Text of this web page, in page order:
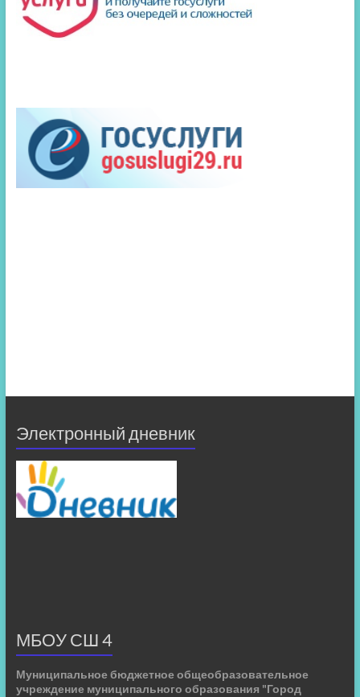
Электронный дневник
МБОУ СШ 4
Муниципальное бюджетное общеобразовательное
учреждение муниципального образования "Город